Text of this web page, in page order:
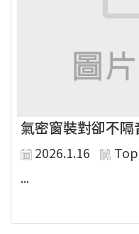
氣密窗裝對卻不
2026.1.16
...